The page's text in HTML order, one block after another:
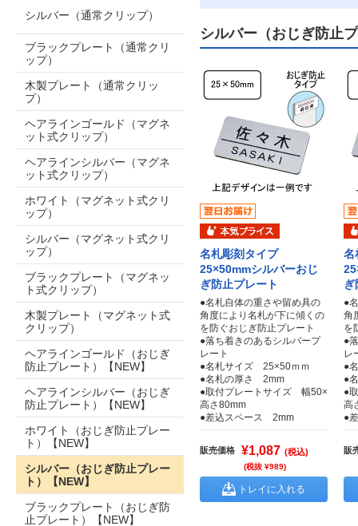
シルバー（おじぎ防止
名札彫刻タイプ
25×50mmシルバーおじ
ぎ防止プレート
●名札自体の重さや留め具の
角度により名札が下に傾くの
を防ぐおじぎ防止プレート
●落ち着きのあるシルバープ
レート
●名札サイズ 25×50ｍｍ
●名札の厚さ 2mm
●取付プレートサイズ 幅50×
高さ80mm
●差込スペース 2mm
販売価格 ¥1,087 (税込)
(税抜 ¥989)
トレイに入れる
名
●
角
を
●
レ
●
●
●
高
●
販
シルバー（通常クリップ）
ブラックプレート（通常クリ
ップ）
木製プレート（通常クリッ
プ）
ヘアラインゴールド（マグネ
ット式クリップ）
ヘアラインシルバー（マグネ
ット式クリップ）
ホワイト（マグネット式クリ
ップ）
シルバー（マグネット式クリ
ップ）
ブラックプレート（マグネッ
ト式クリップ）
木製プレート（マグネット式
クリップ）
ヘアラインゴールド（おじぎ
防止プレート）【NEW】
ヘアラインシルバー（おじぎ
防止プレート）【NEW】
ホワイト（おじぎ防止プレー
ト）【NEW】
シルバー（おじぎ防止プレー
ト）【NEW】
ブラックプレート（おじぎ防
止プレート）【NEW】